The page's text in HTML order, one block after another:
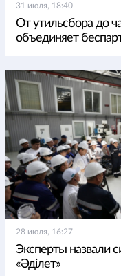
31 июля, 18:40
От утильсбора до
объединяет
28 июля, 16:27
Эксперты назвали
«Әділет»